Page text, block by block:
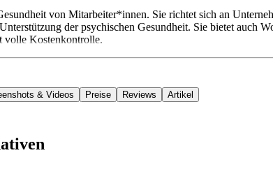
von Mitarbeiter*innen. Sie richtet sich an
der psychischen Gesundheit. Sie bietet
volle Kostenkontrolle.
& Videos Preise Reviews Artikel